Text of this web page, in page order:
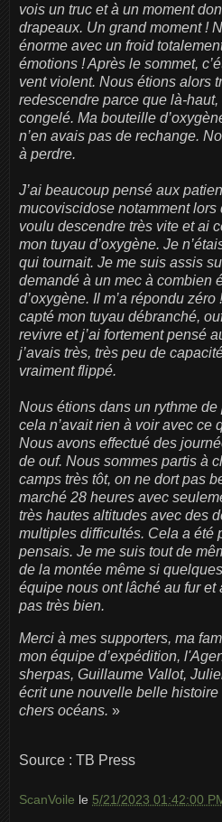
vois un truc et à un moment
drapeaux. Un grand moment !
énorme avec un froid
émotions ! Après le sommet,
vent violent. Nous étions alors
redescendre parce que là-
congelé. Ma bouteille
n’en avais pas de rechange.
à perdre.
J’ai beaucoup pensé aux
mucoviscidose notamment lors
voulu descendre très vite et ai
mon tuyau d’oxygène. Je
qui tournait. Je me suis assis
demandé à un mec à combien
d’oxygène. Il m’a répondu zéro
capté mon tuyau débranché,
revivre et j’ai fortement pensé
j’avais très, très peu de
vraiment flippé.
Nous étions dans un rythme
cela n’avait rien à voir avec ce
Nous avons effectué des
de ouf. Nous sommes partis à
camps très tôt, on ne dort pas
marché 28 heures avec
très hautes altitudes avec des
multiples difficultés. Cela a été
pensais. Je me suis tout de
de la montée même si
équipe nous ont lâché au fur et
pas très bien.
Merci à mes supporters, ma
mon équipe d’expédition,
sherpas, Guillaume Vallot,
écrit une nouvelle belle
chers océans. »
Source : TB Press
ScanVoile le 5/21/2023 01:42:00